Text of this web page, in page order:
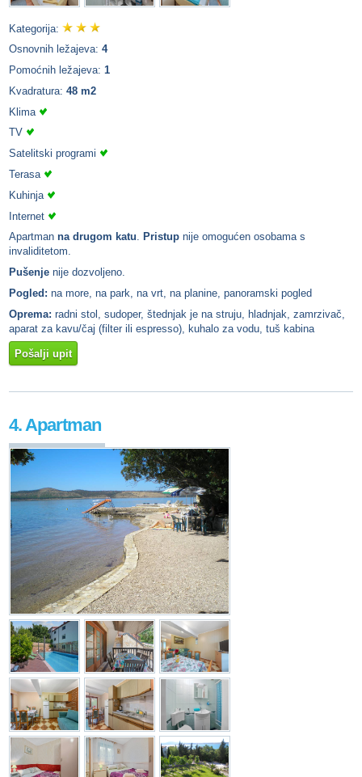
Kategorija:
Osnovnih ležajeva: 4
Pomoćnih ležajeva: 1
Kvadratura: 48 m2
Klima
TV
Satelitski programi
Terasa
Kuhinja
Internet
Apartman na drugom katu. Pristup nije omogućen osobama s
invaliditetom.
Pušenje nije dozvoljeno.
Pogled: na more, na park, na vrt, na planine, panoramski pogled
Oprema: radni stol, sudoper, štednjak je na struju, hladnjak, zamrzivač,
aparat za kavu/čaj (filter ili espresso), kuhalo za vodu, tuš kabina
Pošalji upit
4. Apartman